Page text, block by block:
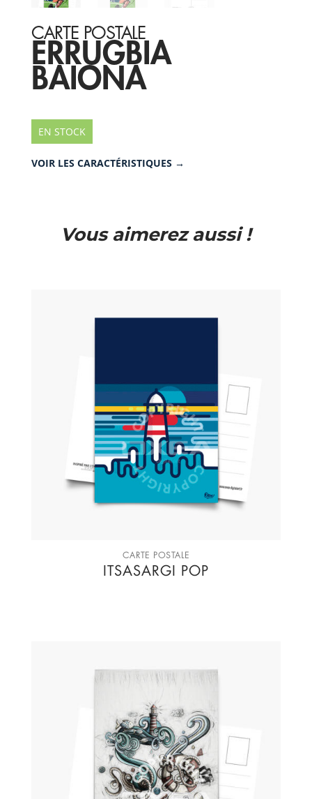
CARTE POSTALE
ERRUGBIA
BAIONA
EN STOCK
VOIR LES CARACTÉRISTIQUES →
Vous aimerez aussi !
CARTE POSTALE
ITSASARGI POP